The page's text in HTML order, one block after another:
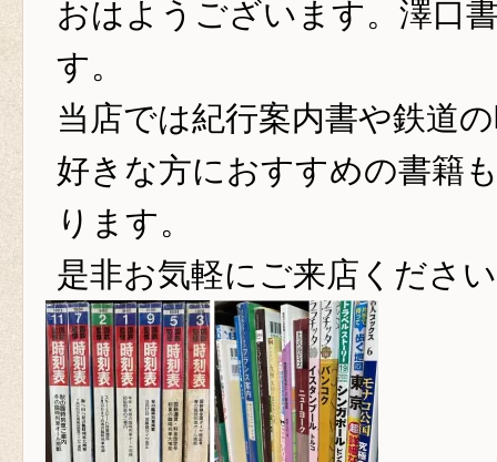
おはようございます。澤口
す。
当店では紀行案内書や鉄道
好きな方におすすめの書籍
ります。
是非お気軽にご来店くださ